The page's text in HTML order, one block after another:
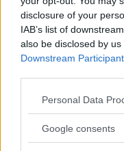
disclosure of your
IAB’s list of
also be disclosed by
Downstream
Please note that this
not limited to your visit
Personal Data
Google consents
Frasi
per fare gli
un